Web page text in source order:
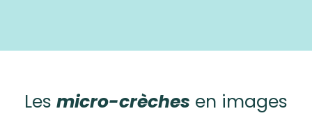
Les micro-crèches en images